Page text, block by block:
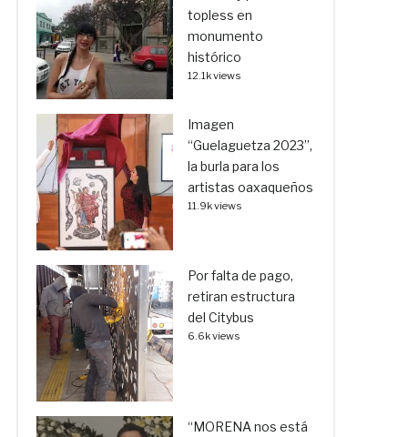
topless en
monumento
histórico
12.1k views
Imagen
“Guelaguetza 2023”,
la burla para los
artistas oaxaqueños
11.9k views
Por falta de pago,
retiran estructura
del Citybus
6.6k views
“MORENA nos está